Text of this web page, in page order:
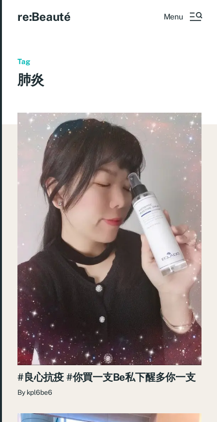
re:Beauté Menu
Tag
肺炎
#良心抗疫 #你買一支Be私下醒多你一支
By kpl6be6